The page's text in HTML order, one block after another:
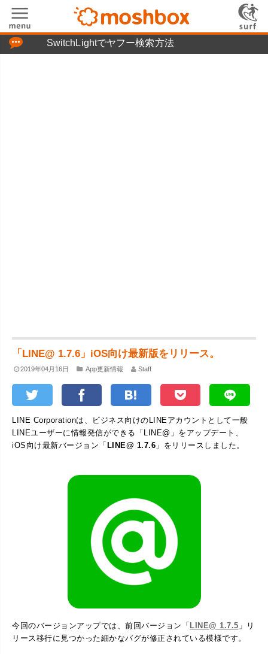
SwitchLightでヤフー検索方法
「LINE@ 1.7.6」iOS向け最新版をリリース。
2019年04月16日 App更新情報 Staff
LINE Corporationは、ビジネス向けのLINEアカウントとして一般
LINEユーザーに情報発信ができる「LINE@」をアップデート、
iOS向け最新バージョン「LINE@ 1.7.6 」をリリースしました。
今回のバージョンアップでは、前回バージョン「LINE@ 1.7.5 」リ
リース移行に見つかった細かなバグが修正されている模様です。
「つぶやき」の使い方